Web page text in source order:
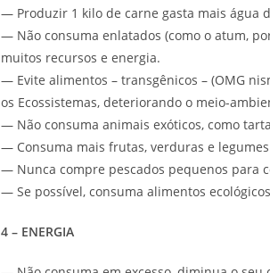
— Produzir 1 kilo de carne gasta mais água
— Não consuma enlatados (como o atum,
muitos recursos e energia.
— Evite alimentos – transgênicos – (OMG
os Ecossistemas, deteriorando o meio-
— Não consuma animais exóticos, como
— Consuma mais frutas, verduras e
— Nunca compre pescados pequenos para
— Se possível, consuma alimentos
4 – ENERGIA